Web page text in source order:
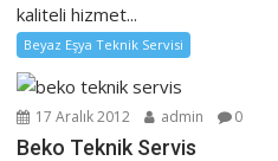
kaliteli hizmet...
Beyaz Eşya Teknik Servisi
17 Aralık 2012 admin 0
Beko Teknik Servis